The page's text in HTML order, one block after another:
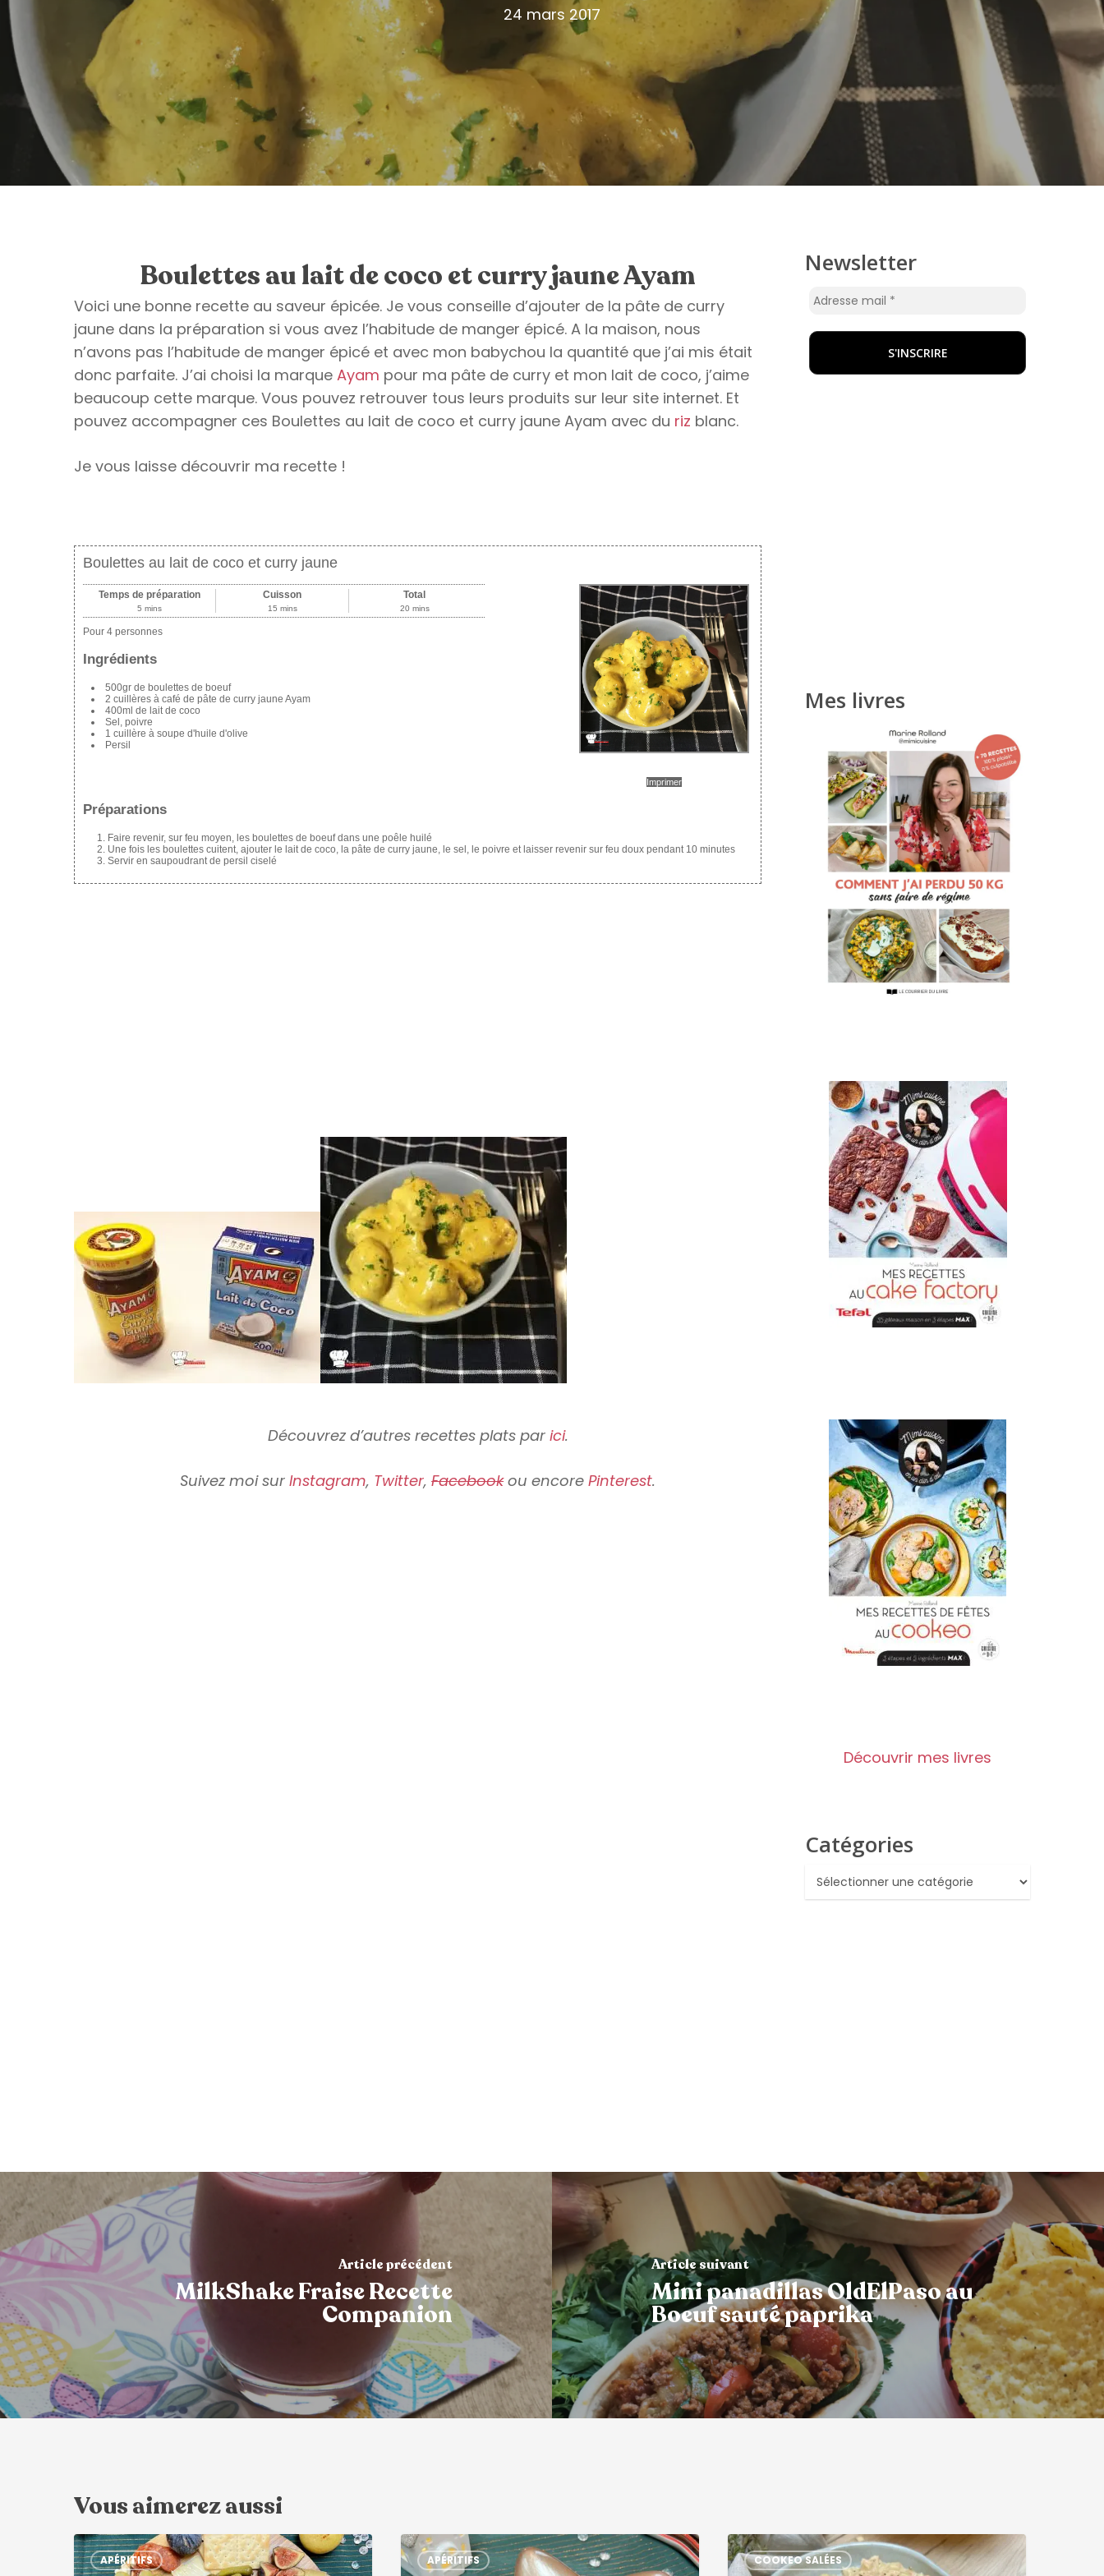
24 mars 2017
Boulettes au lait de coco et curry jaune Ayam
Voici une bonne recette au saveur épicée. Je vous conseille d’ajouter de la pâte de curry
jaune dans la préparation si vous avez l’habitude de manger épicé. A la maison, nous
n’avons pas l’habitude de manger épicé et avec mon babychou la quantité que j’ai mis était
donc parfaite. J’ai choisi la marque Ayam pour ma pâte de curry et mon lait de coco, j’aime
beaucoup cette marque. Vous pouvez retrouver tous leurs produits sur leur site internet. Et
pouvez accompagner ces Boulettes au lait de coco et curry jaune Ayam avec du riz blanc.
Je vous laisse découvrir ma recette !
Boulettes au lait de coco et curry jaune
Imprimer
Temps de préparation
5 mins
Cuisson
15 mins
Total
20 mins
Pour 4 personnes
Ingrédients
500gr de boulettes de boeuf
2 cuillères à café de pâte de curry jaune Ayam
400ml de lait de coco
Sel, poivre
1 cuillère à soupe d'huile d'olive
Persil
Préparations
Faire revenir, sur feu moyen, les boulettes de boeuf dans une poêle huilé
Une fois les boulettes cuitent, ajouter le lait de coco, la pâte de curry jaune, le sel, le poivre et laisser revenir sur feu doux pendant 10 minutes
Servir en saupoudrant de persil ciselé
Découvrez d’autres recettes plats par ici.
Suivez moi surInstagram, Twitter,Facebookou encorePinterest.
Newsletter
Mes livres
Découvrir mes livres
Catégories
Catégories
Article précédent
MilkShake Fraise Recette
Companion
Article suivant
Mini panadillas OldElPaso au
Boeuf sauté paprika
Vous aimerez aussi
APÉRITIFS APÉRITIFS COOKEO SALÉES